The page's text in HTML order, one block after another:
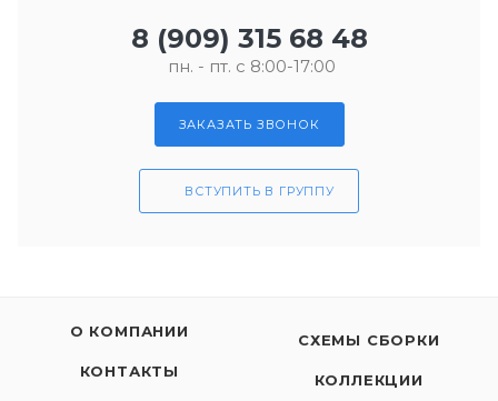
8 (909) 315 68 48
пн. - пт. с 8:00-17:00
ЗАКАЗАТЬ ЗВОНОК
ВСТУПИТЬ В ГРУППУ
О КОМПАНИИ
КОНТАКТЫ
СХЕМЫ СБОРКИ
КОЛЛЕКЦИИ